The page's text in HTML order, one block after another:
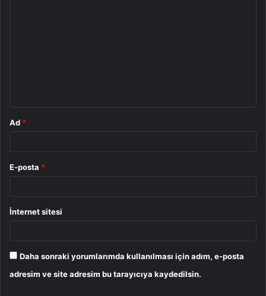
Ad *
E-posta *
İnternet sitesi
Daha sonraki yorumlarımda kullanılması için adım, e-posta
adresim ve site adresim bu tarayıcıya kaydedilsin.